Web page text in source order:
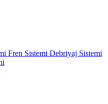
Fren Sistemi Debriyaj Sistemi